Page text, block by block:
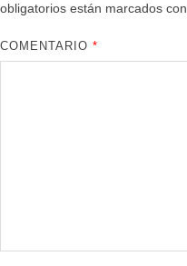
obligatorios están marcados con
COMENTARIO*